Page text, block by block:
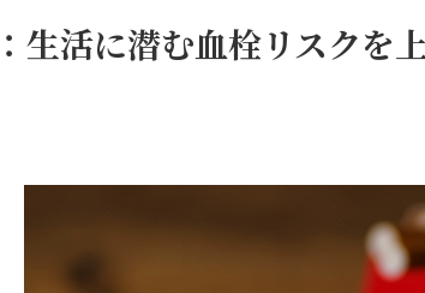
生活に潜む血栓リスクを